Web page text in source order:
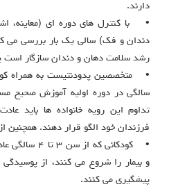
دارند.
• با کنترل های دوره ای (معاینه،
دندان و فک) سالی یک بار بررسی می
رشد سلامت دهان و دندان سازگار است
سالگی در دوره اولیه آموزش صحیح
تداوم این رویه خانواده ها باید
فرزندان خود الگو قرار دهند. همچنین
• کودکانی که
و بیمار را شروع می کنند، از
پیشگیری می کنند.